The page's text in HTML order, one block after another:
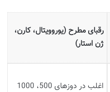
رقبای مطرح (یوروویتال، کارن،
ژن استار)
اغلب در دوزهای 500، 1000